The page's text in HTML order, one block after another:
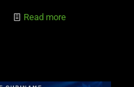
Read more